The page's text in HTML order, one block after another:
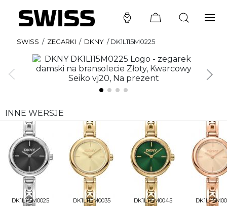
SWISS / ZEGARKI / DKNY /DK1L115M0225
INNE WERSJE
DK1L115M0025 DK1L115M0035 DK1L115M0045